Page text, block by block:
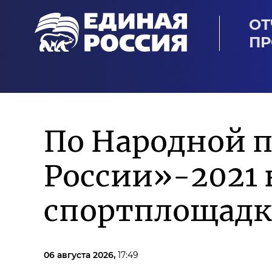
По Народной
России»-2021
06 августа 2026, 17:49